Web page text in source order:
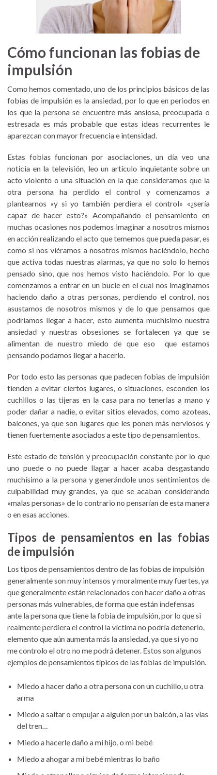
Cómo funcionan las fobias de
impulsión
Como hemos comentado, uno de los principios básicos de las
fobias de impulsión es la ansiedad, por lo que en periodos en
los que la persona se encuentre más ansiosa, preocupada o
estresada es más probable que estas ideas recurrentes le
aparezcan con mayor frecuencia e intensidad.
Estas fobias funcionan por asociaciones, un día veo una
noticia en la televisión, leo un artículo inquietante sobre un
acto violento o una situación en la que consideramos que la
otra persona ha perdido el control y comenzamos a
plantearnos «y si yo también perdiera el control» «¿sería
capaz de hacer esto?» Acompañando el pensamiento en
muchas ocasiones nos podemos imaginar a nosotros mismos
en acción realizando el acto que tememos que pueda pasar, es
como si nos viéramos a nosotros mismos haciéndolo, hecho
que activa todas nuestras alarmas, ya que no solo lo hemos
pensado sino, que nos hemos visto haciéndolo. Por lo que
comenzamos a entrar en un bucle en el cual nos imaginamos
haciendo daño a otras personas, perdiendo el control, nos
asustamos de nosotros mismos y de lo que pensamos que
podríamos llegar a hacer, esto aumenta muchísimo nuestra
ansiedad y nuestras obsesiones se fortalecen ya que se
alimentan de nuestro miedo de que eso que estamos
pensando podamos llegar a hacerlo.
Por todo esto las personas que padecen fobias de impulsión
tienden a evitar ciertos lugares, o situaciones, esconden los
cuchillos o las tijeras en la casa para no tenerlas a mano y
poder dañar a nadie, o evitar sitios elevados, como azoteas,
balcones, ya que son lugares que les ponen más nerviosos y
tienen fuertemente asociados a este tipo de pensamientos.
Este estado de tensión y preocupación constante por lo que
uno puede o no puede llagar a hacer acaba desgastando
muchísimo a la persona y generándole unos sentimientos de
culpabilidad muy grandes, ya que se acaban considerando
«malas personas» de lo contrario no pensarían de esta manera
o en esas acciones.
Tipos de pensamientos en las fobias
de impulsión
Los tipos de pensamientos dentro de las fobias de impulsión
generalmente son muy intensos y moralmente muy fuertes, ya
que generalmente están relacionados con hacer daño a otras
personas más vulnerables, de forma que están indefensas
ante la persona que tiene la fobia de impulsión, por lo que si
realmente perdiera el control la víctima no podría detenerlo,
elemento que aún aumenta más la ansiedad, ya que si yo no
me controlo el otro no me podrá detener. Estos son algunos
ejemplos de pensamientos típicos de las fobias de impulsión.
Miedo a hacer daño a otra persona con un cuchillo, u otra
arma
Miedo a saltar o empujar a alguien por un balcón, a las vías
del tren…
Miedo a hacerle daño a mi hijo, o mi bebé
Miedo a ahogar a mi bebé mientras lo baño